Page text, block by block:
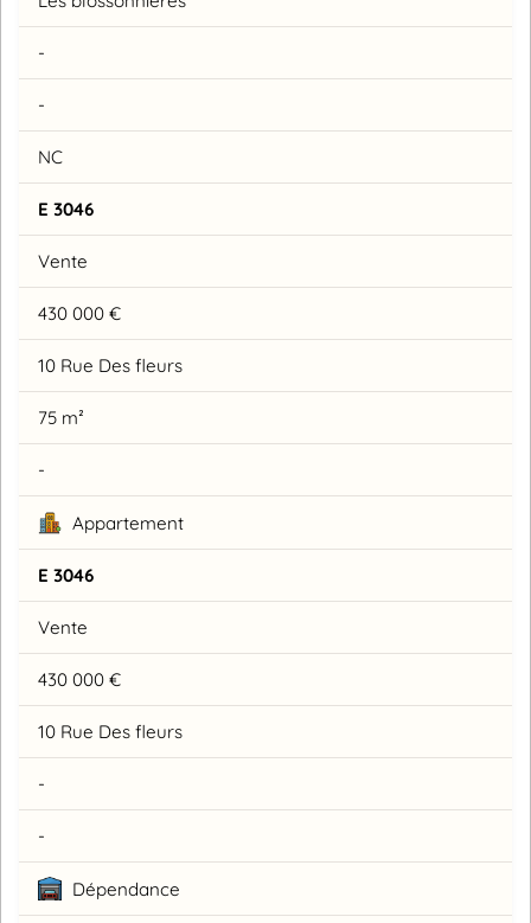
-
-
NC
E 3046
Vente
430 000 €
10 Rue Des fleurs
75 m²
-
Appartement
E 3046
Vente
430 000 €
10 Rue Des fleurs
-
-
Dépendance